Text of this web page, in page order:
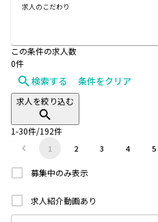
求人のこだわり
この条件の求人数
0件
検索する 条件をクリア
求人を絞り込む
1-30件/192件
1 2 3 4 5
募集中のみ表示
求人紹介動画あり